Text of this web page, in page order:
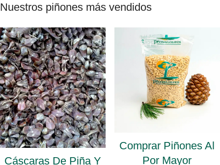
Nuestros piñones más vendidos
Cáscaras De Piña Y
Comprar Piñones Al
Por Mayor